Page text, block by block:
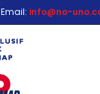
Email: info@no-